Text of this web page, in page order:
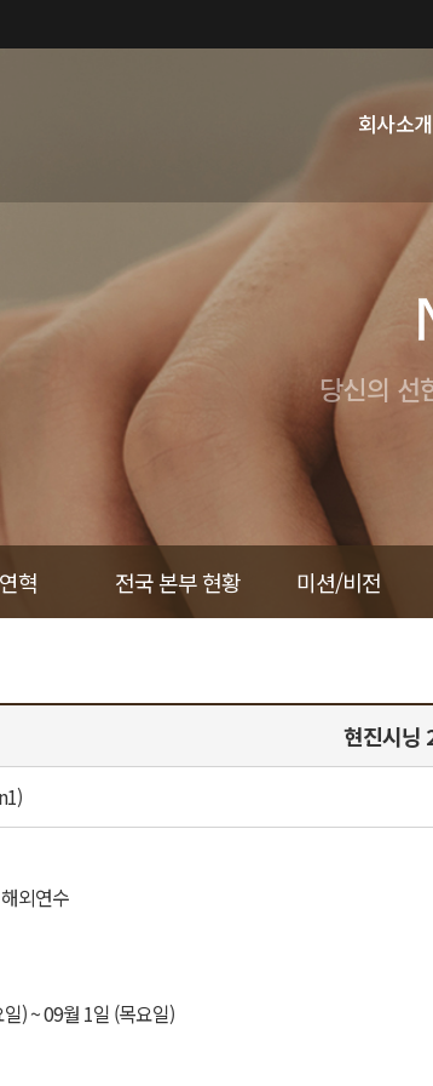
회사소개
당신의 선
연혁 전국 본부 현황 미션/비전
현진시닝
외연수
) ~ 09월 1일 (목요일)